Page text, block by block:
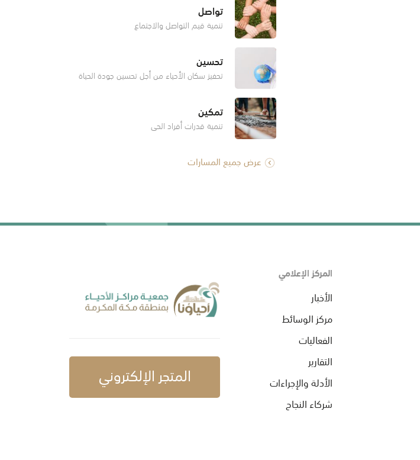
تواصل
تنمية قيم التواصل والاجتماع
تحسين
تحفيز سكان الأحياء من أجل تحسين جودة الحياة
تمكين
تنمية قدرات أفراد الحي
عرض جميع المسارات
المركز الإعلامي
الأخبار
مركز الوسائط
الفعاليات
التقارير
الأدلة والإجراءات
شركاء النجاح
المتجر الإلكتروني